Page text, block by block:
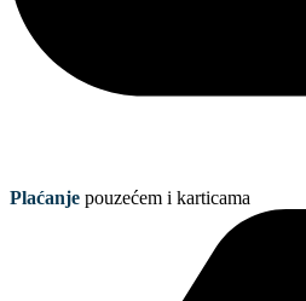
Plaćanje pouzećem i karticama